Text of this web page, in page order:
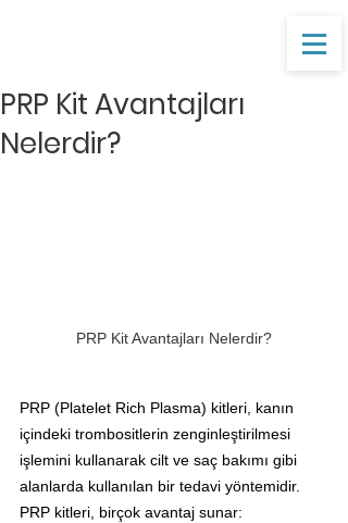
PRP Kit Avantajları
Nelerdir?
PRP Kit Avantajları Nelerdir?
PRP (Platelet Rich Plasma) kitleri, kanın
içindeki trombositlerin zenginleştirilmesi
işlemini kullanarak cilt ve saç bakımı gibi
alanlarda kullanılan bir tedavi yöntemidir.
PRP kitleri, birçok avantaj sunar: